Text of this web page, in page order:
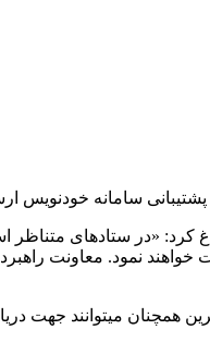
سامانه خودنویس
۰۹/۰۳ به روسای کل دادگستری سراسر کشور
خدمات خواهند نمود.
همچنان میتوانند جهت